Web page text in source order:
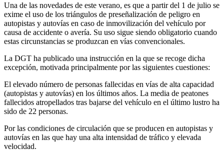
Una de las novedades de este verano, es que a partir del 1 de julio se
exime el uso de los triángulos de preseñalización de peligro en
autopistas y autovías en caso de inmovilización del vehículo por
causa de accidente o avería. Su uso sigue siendo obligatorio cuando
estas circunstancias se produzcan en vías convencionales.
La DGT ha publicado una instrucción en la que se recoge dicha
excepción, motivada principalmente por las siguientes cuestiones:
El elevado número de personas fallecidas en vías de alta capacidad
(autopistas y autovías) en los últimos años. La media de peatones
fallecidos atropellados tras bajarse del vehículo en el último lustro ha
sido de 22 personas.
Por las condiciones de circulación que se producen en autopistas y
autovías en las que hay una alta intensidad de tráfico y elevada
velocidad.